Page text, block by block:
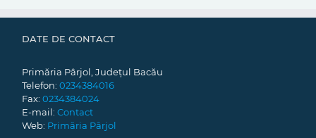
DATE DE CONTACT
Primăria Pârjol, Județul Bacău
Telefon: 0234384016
Fax: 0234384024
E-mail: Contact
Web: Primăria Pârjol